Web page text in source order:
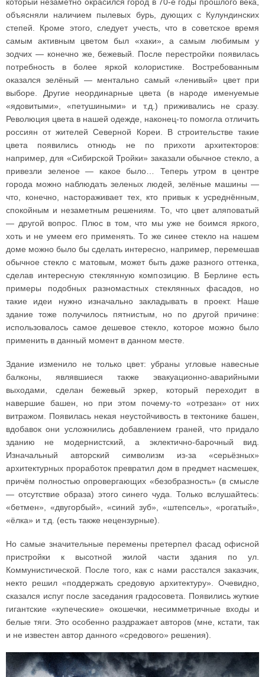
объясняли наличием пылевых бурь, дующих с Кулундинских
степей. Кроме этого, следует учесть, что в советское время
самым активным цветом был «хаки», а самым любимым у
зодчих — конечно же, бежевый. После перестройки появилась
потребность в более яркой колористике. Востребованным
оказался зелёный — ментально самый «ленивый» цвет при
выборе. Другие неординарные цвета (в народе именуемые
«ядовитыми», «петушиными» и т.д.) приживались не сразу.
Революция цвета в нашей одежде, наконец-то помогла отличить
россиян от жителей Северной Кореи. В строительстве такие
цвета появились отнюдь не по прихоти архитекторов:
например, для «Сибирской Тройки» заказали обычное стекло, а
привезли зеленое — какое было… Теперь утром в центре
города можно наблюдать зеленых людей, зелёные машины —
что, конечно, настораживает тех, кто привык к усреднённым,
спокойным и незаметным решениям. То, что цвет аляповатый
— другой вопрос. Плюс в том, что мы уже не боимся яркого,
хоть и не умеем его применять. То же синее стекло на нашем
доме можно было бы сделать интересно, например, перемешав
обычное стекло с матовым, может быть даже разного оттенка,
сделав интересную стеклянную композицию. В Берлине есть
примеры подобных разномастных стеклянных фасадов, но
такие идеи нужно изначально закладывать в проект. Наше
здание тоже получилось пятнистым, но по другой причине:
использовалось самое дешевое стекло, которое можно было
применить в данный момент в данном месте.
Здание изменило не только цвет: убраны угловые навесные
балконы, являвшиеся также эвакуационно-аварийными
выходами, сделан бежевый эркер, который переходит в
навершие башен, но при этом почему-то «отрезан» от них
витражом. Появилась некая неустойчивость в тектонике башен,
вдобавок они усложнились добавлением граней, что придало
зданию не модернистский, а эклектично-барочный вид.
Изначальный авторский символизм из-за «серьёзных»
архитектурных проработок превратил дом в предмет насмешек,
причём полностью опровергающих «безобразность» (в смысле
— отсутствие образа) этого синего чуда. Только вслушайтесь:
«бетмен», «двугорбый», «синий зуб», «штепсель», «рогатый»,
«ёлка» и т.д. (есть также нецензурные).
Но самые значительные перемены претерпел фасад офисной
пристройки к высотной жилой части здания по ул.
Коммунистической. После того, как с нами расстался заказчик,
некто решил «поддержать средовую архитектуру». Очевидно,
сказался испуг после заседания градосовета. Появились жуткие
гигантские «купеческие» окошечки, несимметричные входы и
белые тяги. Это особенно раздражает авторов (мне, кстати, так
и не известен автор данного «средового» решения).